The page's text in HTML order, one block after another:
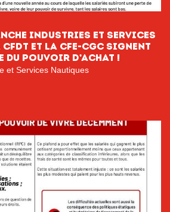
INDUSTRIES ET SERVICES
CFDT et la CFE-CGC signent
du pouvoir D’ACHAT !
et Services Nautiques